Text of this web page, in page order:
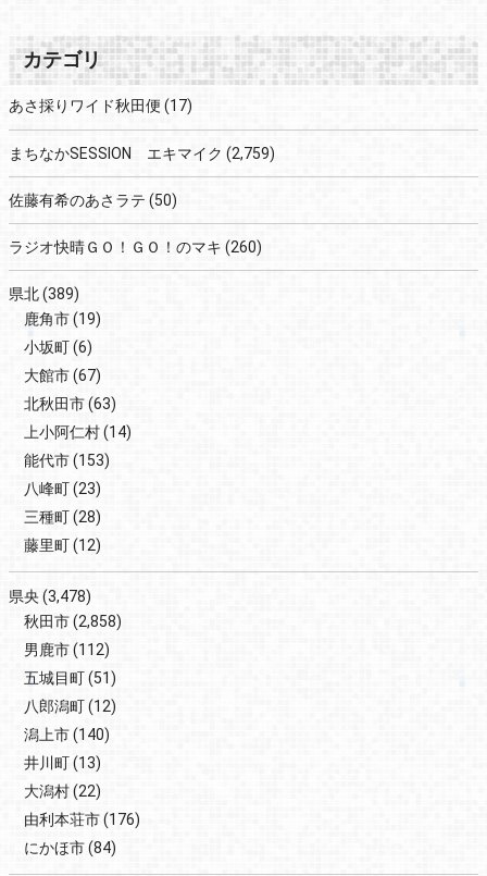
カテゴリ
あさ採りワイド秋田便 (17)
まちなかSESSION エキマイク (2,759)
佐藤有希のあさラテ (50)
ラジオ快晴ＧＯ！ＧＯ！のマキ (260)
県北(389)
鹿角市(19)
小坂町(6)
大館市(67)
北秋田市(63)
上小阿仁村(14)
能代市(153)
八峰町(23)
三種町(28)
藤里町(12)
県央 (3,478)
秋田市(2,858)
男鹿市(112)
五城目町(51)
八郎潟町(12)
潟上市(140)
井川町(13)
大潟村(22)
由利本荘市(176)
にかほ市(84)